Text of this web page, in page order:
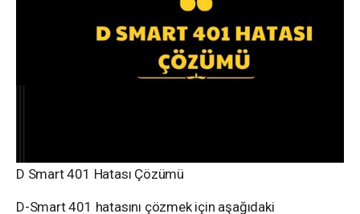
D Smart 401 Hatası Çözümü
D-Smart 401 hatasını çözmek için aşağıdaki